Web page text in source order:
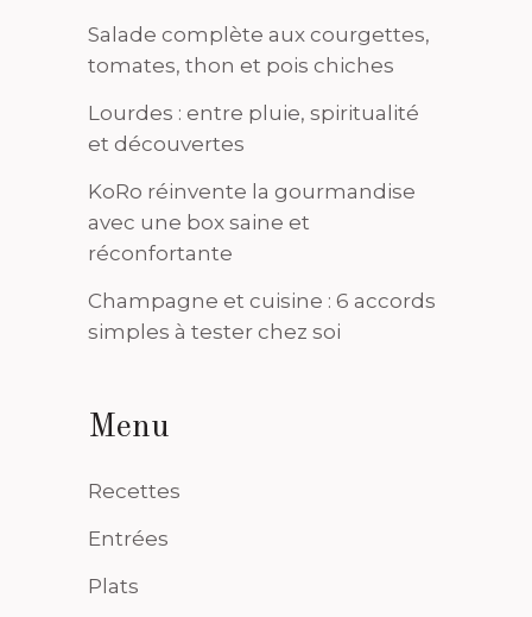
Salade complète aux courgettes,
tomates, thon et pois chiches
Lourdes : entre pluie, spiritualité
et découvertes
KoRo réinvente la gourmandise
avec une box saine et
réconfortante
Champagne et cuisine : 6 accords
simples à tester chez soi
Menu
Recettes
Entrées
Plats